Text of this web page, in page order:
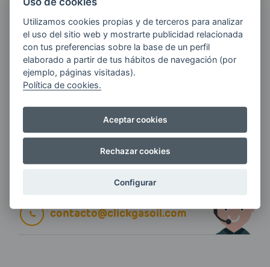
E-MAIL
Quiero recibir las últimas novedades de AVIA
ENERGIAS por cualquier medio, incluido
electrónico.Más información
pedido escríbenos a:
contacto@clickgasoil.com
Utilizamos cookies propias y de terceros para analizar
el uso del sitio web y mostrarte publicidad relacionada
con tus preferencias sobre la base de un perfil
elaborado a partir de tus hábitos de navegación (por
ejemplo, páginas visitadas).
Política de cookies.
Aceptar cookies
Rechazar cookies
Configurar